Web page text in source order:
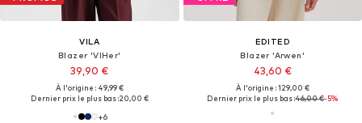
VILA
Blazer 'VIHer'
39,90 €
À l'origine : 49,99 €
Dernier prix le plus bas :20,00 €
+6
EDITED
Blazer 'Arwen'
43,60 €
À l'origine : 129,00 €
Dernier prix le plus bas :46,00 €-5%